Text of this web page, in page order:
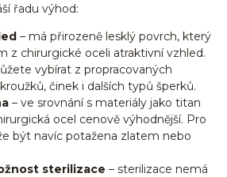
řadu výhod:
– má přirozeně lesklý povrch, který
z chirurgické oceli atraktivní vzhled.
vybírat z propracovaných
činek i dalších typů šperků.
– ve srovnání s materiály jako titan
ocel cenově výhodnější. Pro
být navíc potažena zlatem nebo
sterilizace – sterilizace nemá